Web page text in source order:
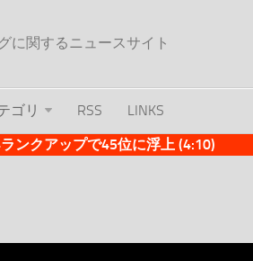
に関するニュースサイト
ゴリ RSS
LINKS
ンクアップで45位に浮上 (4:10)